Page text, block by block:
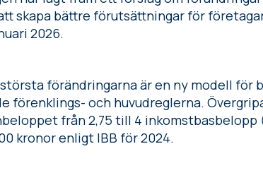
skapa bättre förutsättningar för
2026.
största förändringarna är en ny modell för
förenklings- och huvudreglerna.
från 2,75 till 4
kronor enligt IBB för 2024.